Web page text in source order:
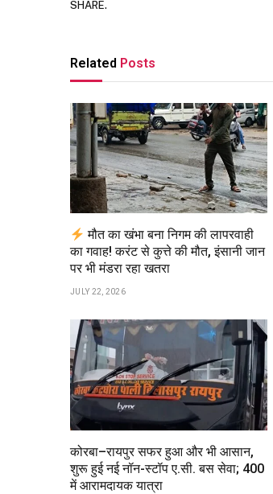
SHARE.
Related Posts
मौत का खंभा बना निगम की लापरवाही
का गवाह! करंट से कुत्ते की मौत, इंसानी जान
पर भी मंडरा रहा खतरा
JULY 22, 2026
कोरबा–रायपुर सफर हुआ और भी आसान,
शुरू हुई नई नॉन-स्टॉप ए.सी. बस सेवा; ₹400
में आरामदायक यात्रा